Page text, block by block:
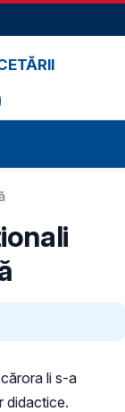
li s-a
didactice.